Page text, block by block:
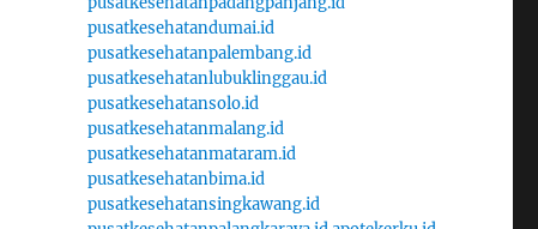
pusatkesehatandumai.id
pusatkesehatanpalembang.id
pusatkesehatanlubuklinggau.id
pusatkesehatansolo.id
pusatkesehatanmalang.id
pusatkesehatanmataram.id
pusatkesehatanbima.id
pusatkesehatansingkawang.id